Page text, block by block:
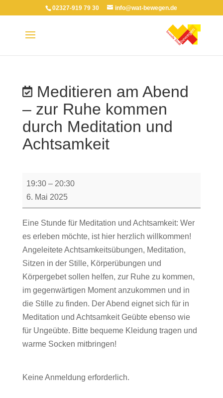
02327-919 79 30 info@wat-bewegen.de
Meditieren am Abend
– zur Ruhe kommen
durch Meditation und
Achtsamkeit
Meditieren
am
Abend
–
zur
Ruhe
kommen
durch
Meditation
und
Achtsamkeit
19:30 – 20:30
6. Mai 2025
Eine Stunde für Meditation und Achtsamkeit: Wer
es erleben möchte, ist hier herzlich willkommen!
Angeleitete Achtsamkeitsübungen, Meditation,
Sitzen in der Stille, Körperübungen und
Körpergebet sollen helfen, zur Ruhe zu kommen,
im gegenwärtigen Moment anzukommen und in
die Stille zu finden. Der Abend eignet sich für in
Meditation und Achtsamkeit Geübte ebenso wie
für Ungeübte. Bitte bequeme Kleidung tragen und
warme Socken mitbringen!
Keine Anmeldung erforderlich.